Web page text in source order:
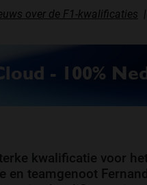
over de F1-kwalificaties
kwalificatie voor
teamgenoot